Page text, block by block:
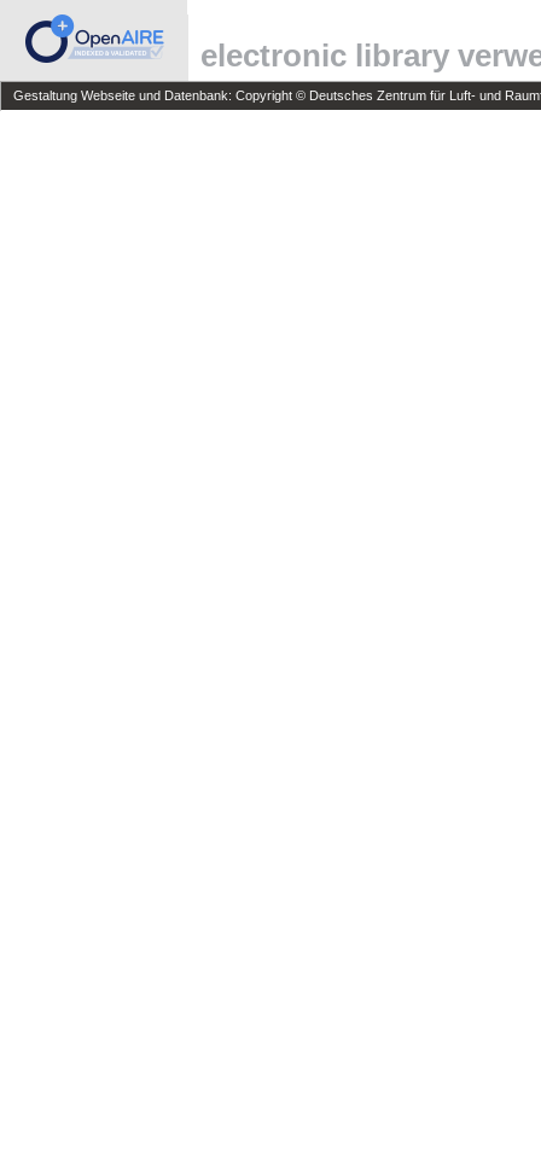
electronic library
Gestaltung Webseite und Datenbank: Copyright © Deutsches Zentrum für Luft- und